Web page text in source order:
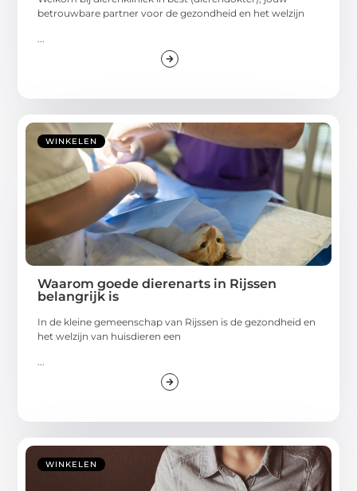
betrouwbare partner voor de gezondheid en het welzijn
WINKELEN
Waarom goede dierenarts in Rijssen
belangrijk is
In de kleine gemeenschap van Rijssen is de gezondheid en
het welzijn van huisdieren een
...
WINKELEN